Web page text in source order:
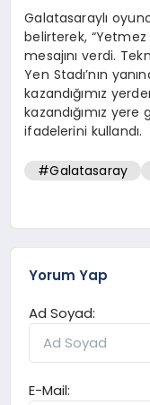
Galatasaraylı
belirterek,
mesajını verdi.
Yen Stadı’nın
kazandığımız
kazandığımız
ifadelerini kullandı.
#Galatasaray
Yorum Yap
Ad Soyad:
E-Mail: